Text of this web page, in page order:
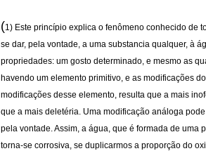
(1) Este princípio explica o fenômeno conhecido de
se dar, pela vontade, a uma substancia qualquer, à
propriedades: um gosto determinado, e mesmo as
havendo um elemento primitivo, e as modificações
modificações desse elemento, resulta que a mais
que a mais deletéria. Uma modificação análoga
pela vontade. Assim, a água, que é formada de uma
torna-se corrosiva, se duplicarmos a proporção do